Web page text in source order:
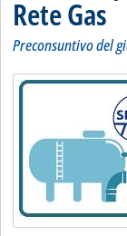
Rete Gas
Preconsuntivo del